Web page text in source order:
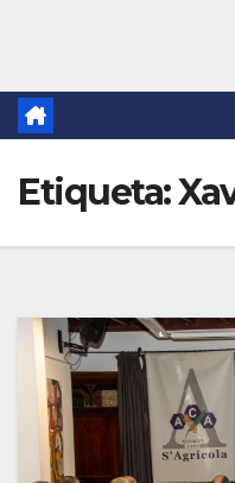
Etiqueta: